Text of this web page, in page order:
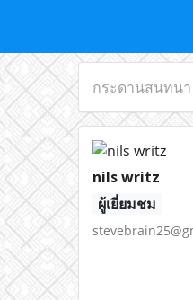
กระดานสนทนา
nils writz
ผู้เยี่ยมชม